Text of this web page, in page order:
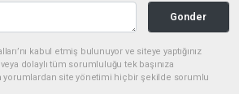
Gonder
kabul etmiş bulunuyor ve siteye yaptığınız
dolaylı tüm sorumluluğu tek başınıza
yorumlardan site yönetimi hiçbir şekilde sorumlu